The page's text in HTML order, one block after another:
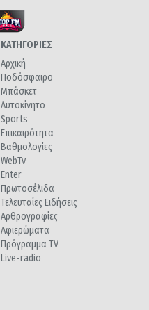
ΚΑΤΗΓΟΡΙΕΣ
Αρχική
Ποδόσφαιρο
Μπάσκετ
Αυτοκίνητο
Sports
Επικαιρότητα
Βαθμολογίες
WebTv
Enter
Πρωτοσέλιδα
Τελευταίες Ειδήσεις
Αρθρογραφίες
Αφιερώματα
Πρόγραμμα TV
Live-radio